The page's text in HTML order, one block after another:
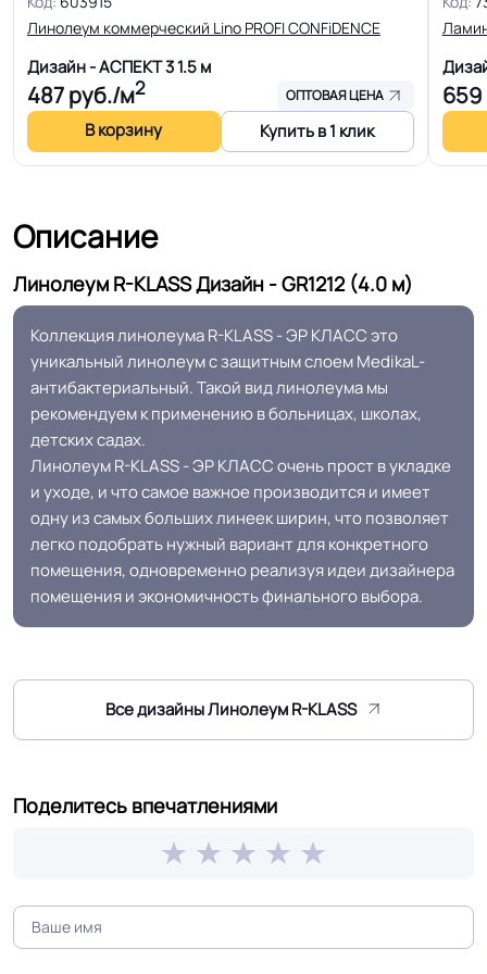
Область применения
Для модульных зданий, Для
квартиры, Для строителей, Для
магазинов, Для жилых зон, Для
оптовых продаж на объекты
Допуск изменения
+-10% мм
Класс горючести
Класс 31 кл.
Устойчивость к химии Отличная
Особенности
коллекции
Защитный слой 440 мкм
Допуск изменения
рабочего слоя
+-10% мкм
PUR
Срок службы 15 лет
Форма поставки и мин.
Рулон
Линолеум коммерческий Lino PROFI CONFiDENCE
Дизайн - АСПЕКТ 31.5 м
487руб./м2 ОПТОВАЯ ЦЕНА
В корзину Купить в 1 клик
659
Описание
Линолеум R-KLASS Дизайн - GR1212 (4.0 м)
Коллекция линолеума R-KLASS - ЭР КЛАСС это
уникальный линолеум с защитным слоем MedikaL-
антибактериальный. Такой вид линолеума мы
рекомендуем к применению в больницах, школах,
детских садах.
Линолеум R-KLASS - ЭР КЛАСС очень прост в укладке
и уходе, и что самое важное производится и имеет
одну из самых больших линеек ширин, что позволяет
легко подобрать нужный вариант для конкретного
помещения, одновременно реализуя идеи дизайнера
помещения и экономичность финального выбора.
Все дизайны Линолеум R-KLASS
Поделитесь впечатлениями